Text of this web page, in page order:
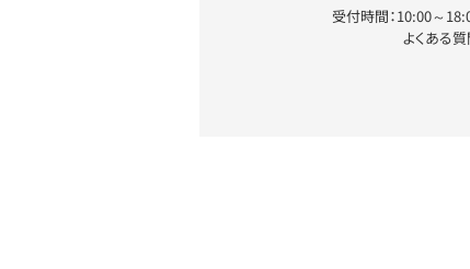
受付時間：10:00～
よくある